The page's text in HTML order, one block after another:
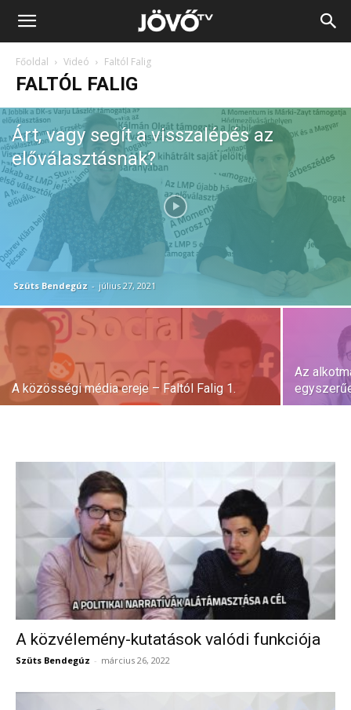
Jövő
Főoldal Videó Faltól Falig
FALTÓL FALIG
Árt, vagy segít a visszalépés az
előválasztásnak?
Szüts Bendegúz - július 27, 2021
A közösségi média ereje – Faltól Falig 1.
Az
A közvélemény-kutatások valódi funkciója
Szüts Bendegúz - március 26, 2022